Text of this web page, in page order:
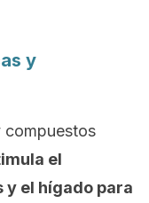
y
compuestos
el
y el hígado para